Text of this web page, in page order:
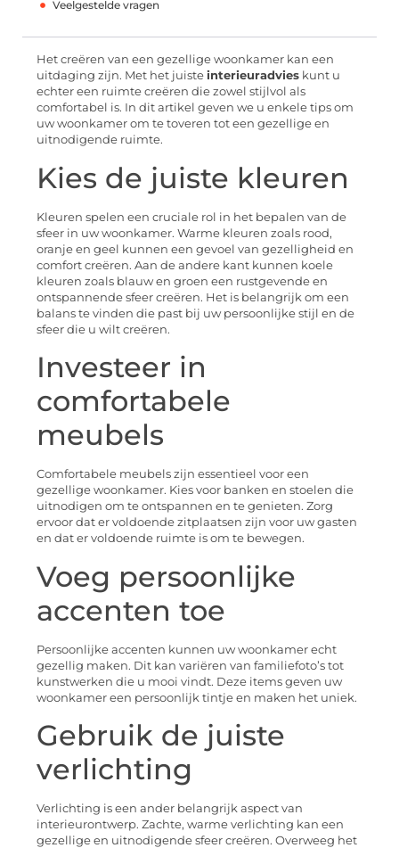
Veelgestelde vragen
Het creëren van een gezellige woonkamer kan een
uitdaging zijn. Met het juiste interieuradvies kunt u
echter een ruimte creëren die zowel stijlvol als
comfortabel is. In dit artikel geven we u enkele tips om
uw woonkamer om te toveren tot een gezellige en
uitnodigende ruimte.
Kies de juiste kleuren
Kleuren spelen een cruciale rol in het bepalen van de
sfeer in uw woonkamer. Warme kleuren zoals rood,
oranje en geel kunnen een gevoel van gezelligheid en
comfort creëren. Aan de andere kant kunnen koele
kleuren zoals blauw en groen een rustgevende en
ontspannende sfeer creëren. Het is belangrijk om een
balans te vinden die past bij uw persoonlijke stijl en de
sfeer die u wilt creëren.
Investeer in
comfortabele
meubels
Comfortabele meubels zijn essentieel voor een
gezellige woonkamer. Kies voor banken en stoelen die
uitnodigen om te ontspannen en te genieten. Zorg
ervoor dat er voldoende zitplaatsen zijn voor uw gasten
en dat er voldoende ruimte is om te bewegen.
Voeg persoonlijke
accenten toe
Persoonlijke accenten kunnen uw woonkamer echt
gezellig maken. Dit kan variëren van familiefoto’s tot
kunstwerken die u mooi vindt. Deze items geven uw
woonkamer een persoonlijk tintje en maken het uniek.
Gebruik de juiste
verlichting
Verlichting is een ander belangrijk aspect van
interieurontwerp. Zachte, warme verlichting kan een
gezellige en uitnodigende sfeer creëren. Overweeg het